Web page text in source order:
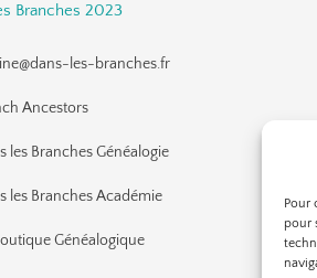
Pour
pour
Branches 2023
les-branches.fr
Ancestors
les Branches Généalogie
les Branches Académie
Généalogique